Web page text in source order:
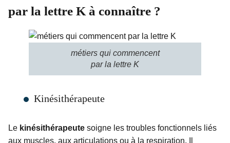
par la lettre K à connaître ?
métiers qui commencent
par la lettre K
Kinésithérapeute
Le kinésithérapeute soigne les troubles fonctionnels liés
aux muscles, aux articulations ou à la respiration. Il